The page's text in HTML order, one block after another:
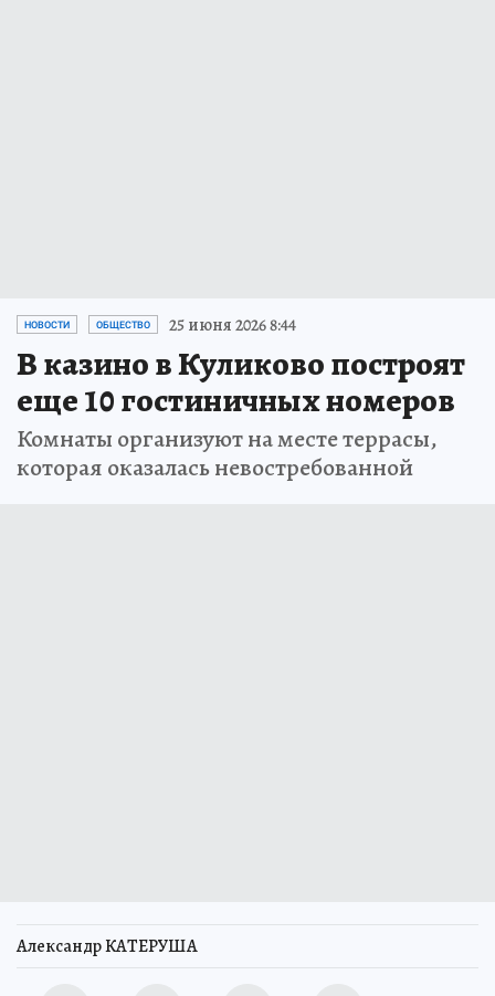
НОВОСТИ ОБЩЕСТВО 25 июня 2026 8:44
В казино в Куликово построят
еще 10 гостиничных номеров
Комнаты организуют на месте террасы,
которая оказалась невостребованной
Александр КАТЕРУША